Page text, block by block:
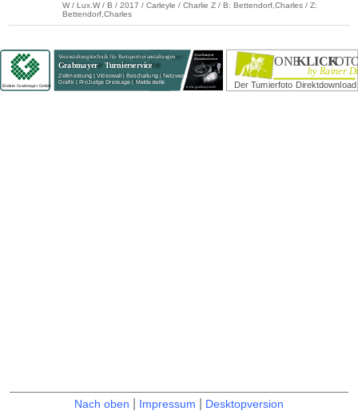
W / Lux.W / B / 2017 / Carleyle / Charlie Z / B: Bettendorf,Charles / Z:
Bettendorf,Charles
Nach oben Impressum Desktopversion